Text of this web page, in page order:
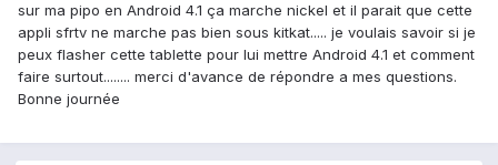
sur ma pipo en Android 4.1 ça marche nickel et il parait que cette
appli sfrtv ne marche pas bien sous kitkat..... je voulais savoir si je
peux flasher cette tablette pour lui mettre Android 4.1 et comment
faire surtout........ merci d'avance de répondre a mes questions.
Bonne journée